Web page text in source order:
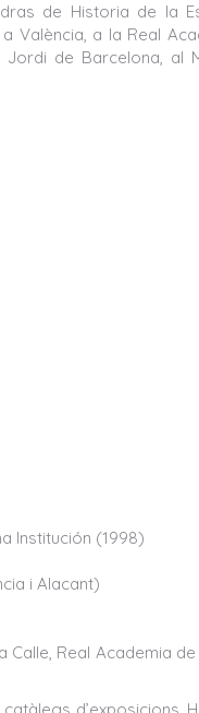
de Historia de la
València, a la Real
de Barcelona, al
Institución (1998)
i Alacant)
Real Academia